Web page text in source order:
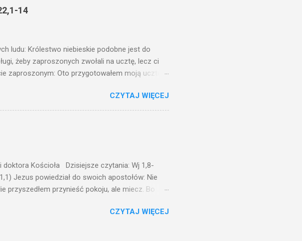
przypowieści.... Czy po to wnosi się światło,
to, aby je postawić na świeczniku? Nie ma
14
ludu: Królestwo niebieskie podobne jest do
żeby zaproszonych zwołali na ucztę, lecz ci
zaproszonym: Oto przygotowałem moją ucztę:
[ich], pozabijali. Na to król uniósł się
spalić. Wtedy rzekł swoim sługom: Uczta
drogi i zaproście na ucztę wszystkich,
napotkali: złych i dobrych. I sala zapełniła się
CZYTAJ WIĘCEJ
doktora Kościoła Dzisiejsze czytania: Wj 1,8-
Jezus powiedział do swoich apostołów: Nie
przyszedłem przynieść pokoju, ale miecz. Bo
niż Mnie, nie jest Mnie godzien. I kto kocha
CZYTAJ WIĘCEJ